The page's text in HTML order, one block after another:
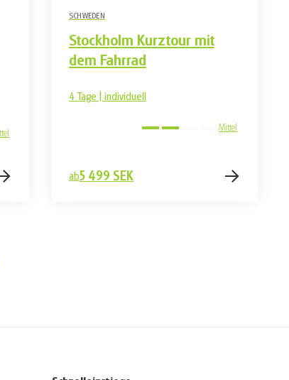
SCHWEDEN
Stockholm Kurztour mit
dem Fahrrad
Mittel
4 Tage | individuell
ab5 499 SEK